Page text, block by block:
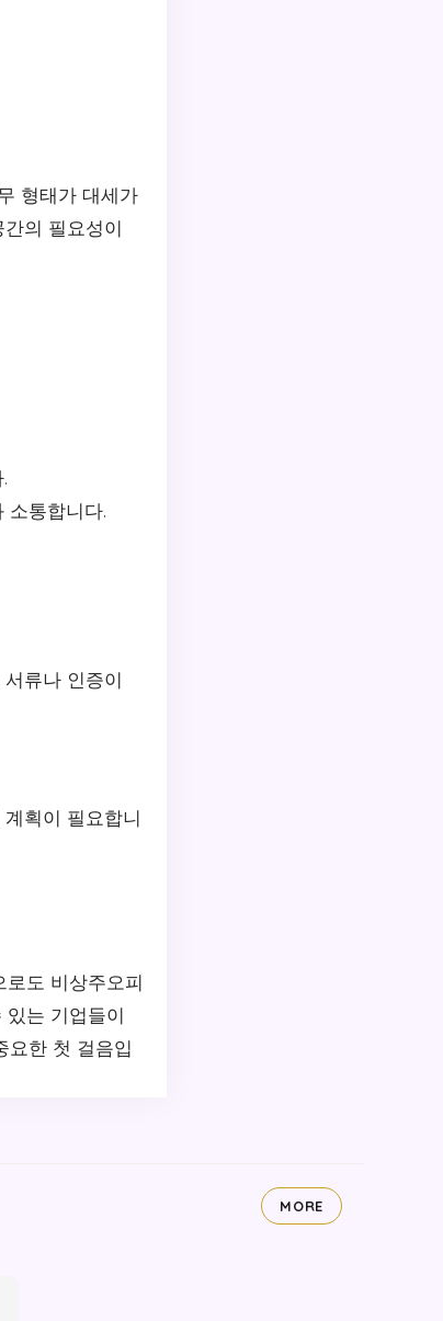
형태가 대세가
의 필요성이
소통합니다.
류나 인증이
획이 필요합니
도 비상주오피
는 기업들이
요한 첫 걸음입
MORE